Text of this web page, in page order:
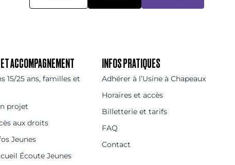
ACCOMPAGNEMENT
15/25 ans, familles et
projet
aux droits
Jeunes
Écoute Jeunes
INFOS PRATIQUES
Adhérer à l’Usine à Chapeaux
Horaires et accès
Billetterie et tarifs
FAQ
Contact